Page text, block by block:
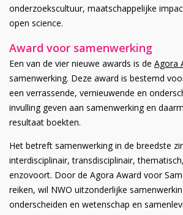
onderzoekscultuur, maatschappelijke
open science.
Award voor samenwerking
Een van de vier nieuwe awards is de Agora
samenwerking. Deze award is bestemd
een verrassende, vernieuwende en
invulling geven aan samenwerking en
resultaat boekten.
Het betreft samenwerking in de breedste
interdisciplinair, transdisciplinair,
enzovoort. Door de Agora Award voor
reiken, wil NWO uitzonderlijke
onderscheiden en wetenschap en